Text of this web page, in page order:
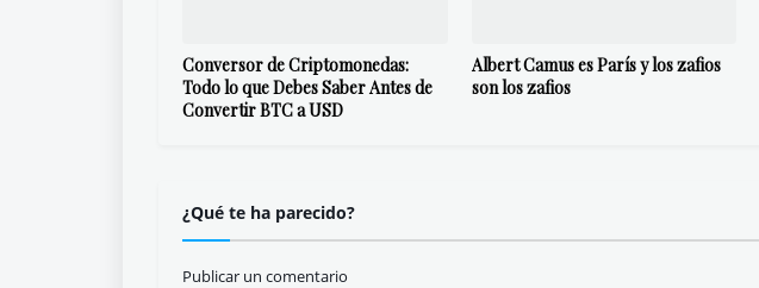
Conversor de Criptomonedas:
Todo lo que Debes Saber Antes de
Convertir BTC a USD
Albert Camus es París y los zafios
son los zafios
¿Qué te ha parecido?
Publicar un comentario